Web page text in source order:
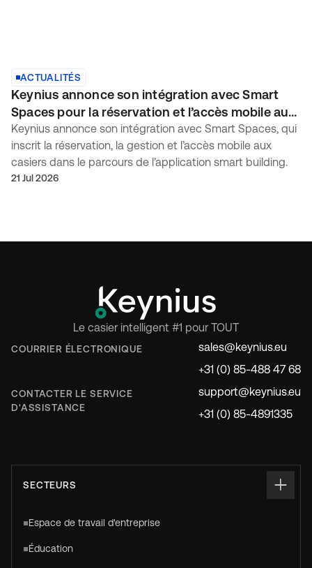
ACTUALITÉS
Keynius annonce son intégration avec Smart
Spaces pour la réservation et l’accès mobile aux
casiers
Keynius annonce son intégration avec Smart Spaces, qui
inscrit la réservation, la gestion et l’accès mobile aux
casiers dans le parcours de l’application smart building.
21 Jul 2026
Le casier intelligent #1 pour TOUT
COURRIER ÉLECTRONIQUE
sales@keynius.eu
+31 (0) 85-488 47 68
CONTACTER LE SERVICE
D'ASSISTANCE
support@keynius.eu
+31 (0) 85-4891335
SECTEURS
Espace de travail d'entreprise
Éducation